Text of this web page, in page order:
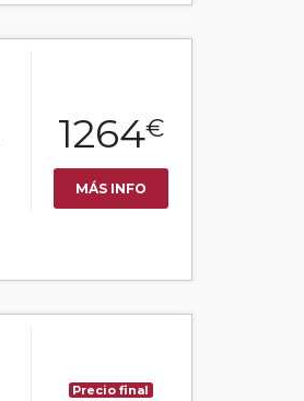
1264€
MÁS INFO
Precio final